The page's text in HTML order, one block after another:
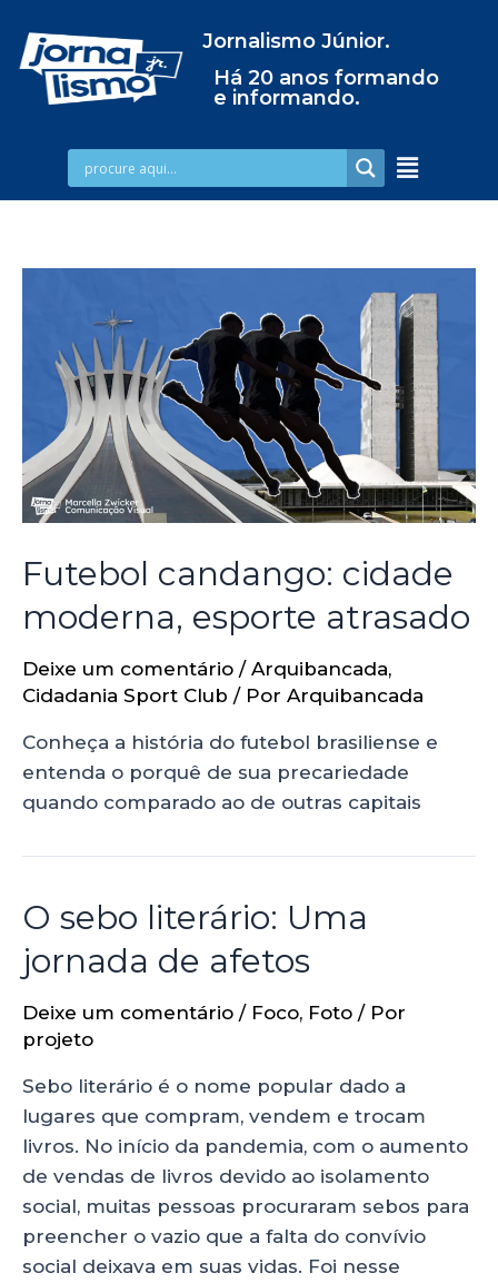
Jornalismo Júnior.
Há 20 anos formando
e informando.
Futebol candango: cidade
moderna, esporte atrasado
Deixe um comentário / Arquibancada,
Cidadania Sport Club / Por Arquibancada
Conheça a história do futebol brasiliense e
entenda o porquê de sua precariedade
quando comparado ao de outras capitais
O sebo literário: Uma
jornada de afetos
Deixe um comentário / Foco, Foto / Por
projeto
Sebo literário é o nome popular dado a
lugares que compram, vendem e trocam
livros. No início da pandemia, com o aumento
de vendas de livros devido ao isolamento
social, muitas pessoas procuraram sebos para
preencher o vazio que a falta do convívio
social deixava em suas vidas. Foi nesse